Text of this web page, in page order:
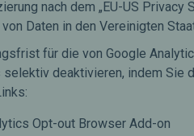
nach dem „EU-US Privacy
Daten in den Vereinigten
für die von Google
deaktivieren, indem Sie
Opt-out Browser Add-on